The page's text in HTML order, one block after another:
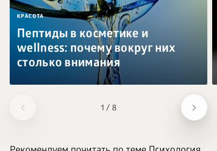
1 / 8
КРАСОТА
Пептиды в косметике и
wellness: почему вокруг них
столько внимания